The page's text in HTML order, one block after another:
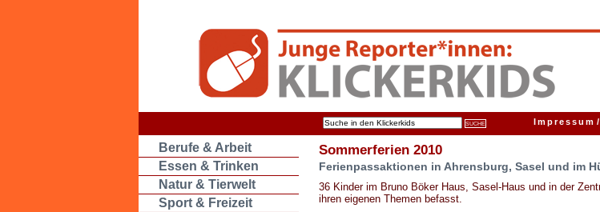
Impressum
Berufe & Arbeit
Essen & Trinken
Natur & Tierwelt
Sport & Freizeit
Sommerferien 2010
Ferienpassaktionen in Ahrensburg, Sasel und im
36 Kinder im Bruno Böker Haus, Sasel-Haus und in der
ihren eigenen Themen befasst.